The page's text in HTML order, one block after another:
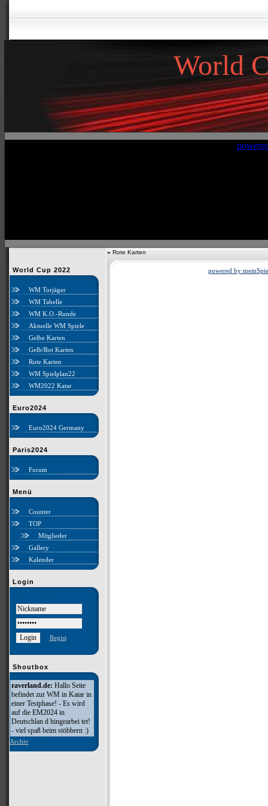
World
» Rote Karten
World Cup 2022
WM Torjäger
WM Tabelle
WM K.O.-Runde
Aktuelle WM Spiele
Gelbe Karten
Gelb/Rot Karten
Rote Karten
WM Spielplan22
WM2022 Katar
Euro2024
Euro2024 Germany
Paris2024
Forum
Menü
Counter
TOP
Mitglieder
Gallery
Kalender
Login
Regist
Shoutbox
raverland.de: Hallo Seite
befindet zur WM in Katar in
einer Testphase! - Es wird
auf die EM2024 in
Deutschlan d hingearbei tet!
- viel spaß beim stöbbern :)
Archiv
powered by